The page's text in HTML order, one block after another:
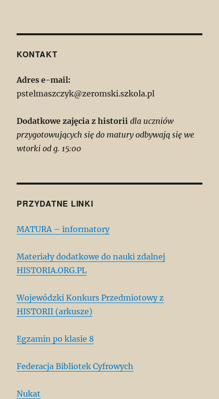
KONTAKT
Adres e-mail:
pstelmaszczyk@zeromski.szkola.pl
Dodatkowe zajęcia z historii dla uczniów
przygotowujących się do matury odbywają się we
wtorki od g. 15:00
PRZYDATNE LINKI
MATURA – informatory
Materiały dodatkowe do nauki zdalnej
HISTORIA.ORG.PL
Wojewódzki Konkurs Przedmiotowy z
HISTORII (arkusze)
Egzamin po klasie 8
Federacja Bibliotek Cyfrowych
Nukat